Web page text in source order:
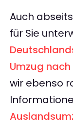
Auch
für Sie
Umzug nach
wir ebenso